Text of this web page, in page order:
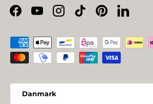
Facebook
YouTubeInstagram
TikTokPinterestLinkedIn
Betalingsmetoder
Danmark